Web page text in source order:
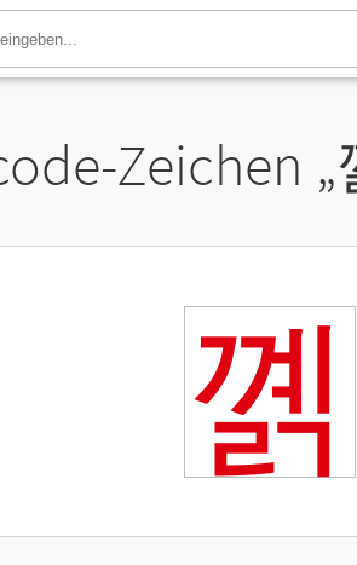
Zeichen „
꼙